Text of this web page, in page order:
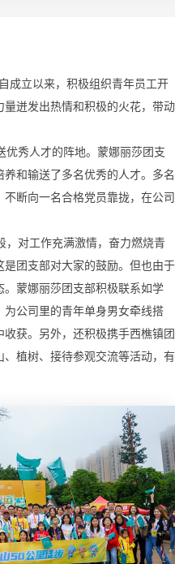
成立以来，积极组织青年员工开
迸发出热情和积极的火花，带动
秀人才的阵地。蒙娜丽莎团支
和输送了多名优秀的人才。多名
断向一名合格党员靠拢，在公司
，对工作充满激情，奋力燃烧青
团支部对大家的鼓励。但也由于
蒙娜丽莎团支部积极联系如学
公司里的青年单身男女牵线搭
获。另外，还积极携手西樵镇团
植树、接待参观交流等活动，有